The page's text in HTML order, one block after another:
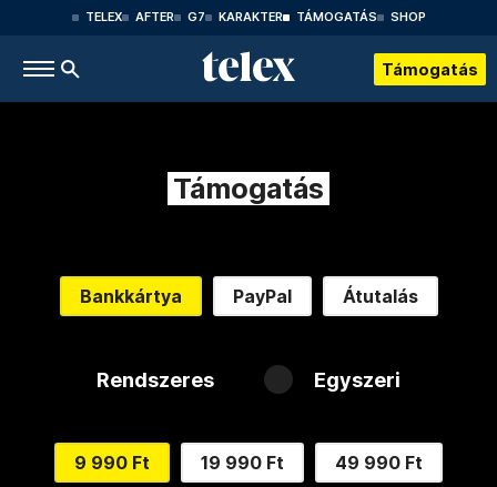
TELEX AFTER G7 KARAKTER TÁMOGATÁS SHOP
Támogatás
Támogatás
Bankkártya PayPal Átutalás
Rendszeres Egyszeri
9 990 Ft 19 990 Ft 49 990 Ft